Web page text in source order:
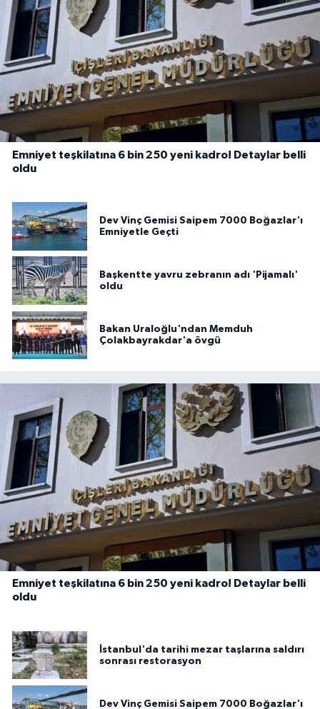
Emniyet teşkilatına 6 bin 250 yeni kadro! Detaylar belli
oldu
Dev Vinç Gemisi Saipem 7000 Boğazlar'ı
Emniyetle Geçti
Başkentte yavru zebranın adı 'Pijamalı'
oldu
Bakan Uraloğlu'ndan Memduh
Çolakbayrakdar'a övgü
Emniyet teşkilatına 6 bin 250 yeni kadro! Detaylar belli
oldu
İstanbul'da tarihi mezar taşlarına saldırı
sonrası restorasyon
Dev Vinç Gemisi Saipem 7000 Boğazlar'ı